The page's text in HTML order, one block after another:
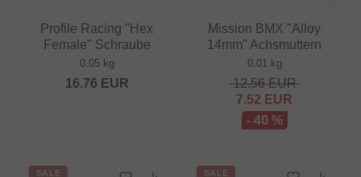
Profile Racing "Hex
Female" Schraube
0.05 kg
16.76 EUR
Mission BMX "Alloy
14mm" Achsmuttern
0.01 kg
12.56EUR
7.52 EUR
- 40 %
SALE SALE